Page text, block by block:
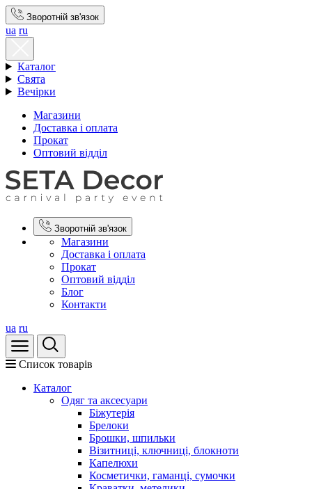
Зворотній зв'язок
ua ru
Каталог
Свята
Вечірки
Магазини
Доставка і оплата
Прокат
Оптовий відділ
Зворотній зв'язок
Магазини
Доставка і оплата
Прокат
Оптовий відділ
Блог
Контакти
ua ru
Список товарів
Каталог
Oдяг та аксесуари
Біжутерія
Брелоки
Брошки, шпильки
Візитниці, ключниці, блокноти
Капелюхи
Косметички, гаманці, сумочки